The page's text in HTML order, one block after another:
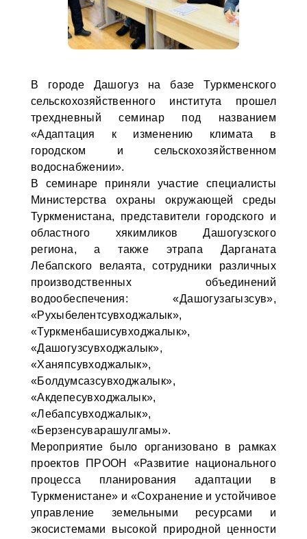
В городе Дашогуз на базе Туркменского
сельскохозяйственного института прошел
трехдневный семинар под названием
«Адаптация к изменению климата в
городском и сельскохозяйственном
водоснабжении».
В семинаре приняли участие специалисты
Министерства охраны окружающей среды
Туркменистана, представители городского и
областного хякимликов Дашогузского
региона, а также этрапа Дарганата
Лебапского велаята, сотрудники различных
производственных объединений
водообеспечения: «Дашогузагызсув»,
«Рухыбелентсувходжалык»,
«Туркменбашисувходжалык»,
«Дашогузсувходжалык»,
«Ханяпсувходжалык»,
«Болдумсазсувходжалык»,
«Акдепесувходжалык»,
«Лебапсувходжалык»,
«Берзенсуварашулгамы».
Мероприятие было организовано в рамках
проектов ПРООН «Развитие национального
процесса планирования адаптации в
Туркменистане» и «Сохранение и устойчивое
управление земельными ресурсами и
экосистемами высокой природной ценности